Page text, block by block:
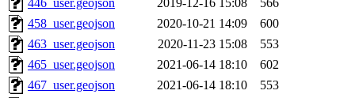
446_user.geojson
2019-12-16 15:08
566
458_user.geojson
2020-10-21 14:09
600
463_user.geojson
2020-11-23 15:08
553
465_user.geojson
2021-06-14 18:10
602
467_user.geojson
2021-06-14 18:10
553